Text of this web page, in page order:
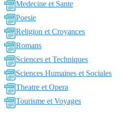
Medecine et Sante
Poesie
Religion et Croyances
Romans
Sciences et Techniques
Sciences Humaines et Sociales
Theatre et Opera
Tourisme et Voyages